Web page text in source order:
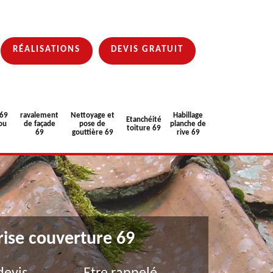
RÉALISATIONS DEVIS GRATUIT
ravalement
de façade
69
Nettoyage et
pose de
gouttière 69
Etanchéité
toiture 69
Habillage
planche de
rive 69
couverture 69